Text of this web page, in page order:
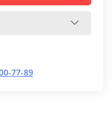
77-89